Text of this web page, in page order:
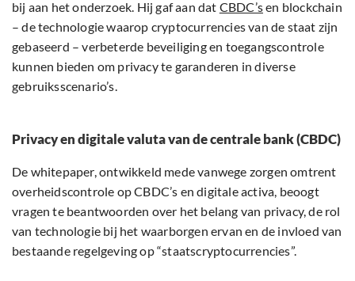
bij aan het onderzoek. Hij gaf aan dat CBDC’sen blockchain
– de technologie waarop cryptocurrencies van de staat zijn
gebaseerd – verbeterde beveiliging en toegangscontrole
kunnen bieden om privacy te garanderen in diverse
gebruiksscenario’s.
Privacy en digitale valuta van de centrale bank (CBDC)
De whitepaper, ontwikkeld mede vanwege zorgen omtrent
overheidscontrole op CBDC’s en digitale activa, beoogt
vragen te beantwoorden over het belang van privacy, de rol
van technologie bij het waarborgen ervan en de invloed van
bestaande regelgeving op “staatscryptocurrencies”.